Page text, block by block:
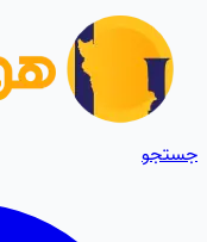
جستجو